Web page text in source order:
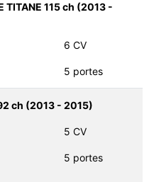
TITANE 115 ch (2013 -
6 CV
5 portes
ch (2013 - 2015)
5 CV
5 portes